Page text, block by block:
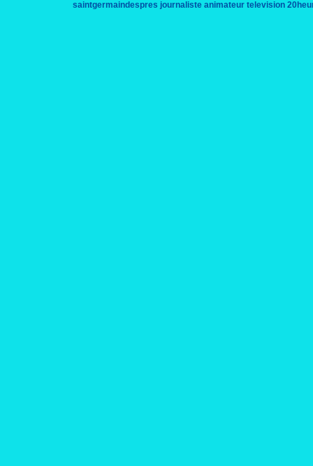
saintgermaindespres journaliste animateur television